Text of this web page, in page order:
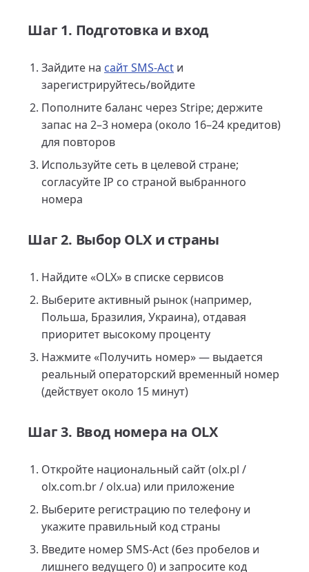
Шаг 1. Подготовка и вход
Зайдите на сайт SMS-Act и
зарегистрируйтесь/войдите
Пополните баланс через Stripe; держите
запас на 2–3 номера (около 16–24 кредитов)
для повторов
Используйте сеть в целевой стране;
согласуйте IP со страной выбранного
номера
Шаг 2. Выбор OLX и страны
Найдите «OLX» в списке сервисов
Выберите активный рынок (например,
Польша, Бразилия, Украина), отдавая
приоритет высокому проценту
Нажмите «Получить номер» — выдается
реальный операторский временный номер
(действует около 15 минут)
Шаг 3. Ввод номера на OLX
Откройте национальный сайт (olx.pl /
olx.com.br / olx.ua) или приложение
Выберите регистрацию по телефону и
укажите правильный код страны
Введите номер SMS-Act (без пробелов и
лишнего ведущего 0) и запросите код